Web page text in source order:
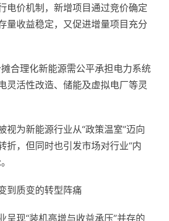
电价机制，新增项目通过竞价确定
量收益稳定，又促进增量项目充分
合理化新能源需公平承担电力系统
灵活性改造、储能及虚拟电厂等灵
视为新能源行业从“政策温室”迈向
折，但同时也引发市场对行业“内
到质变的转型阵痛
呈现“装机高增与收益承压”并存的